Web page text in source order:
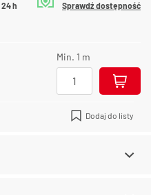
24 h
Sprawdź dostępność
Min. 1 m
Dodaj do listy